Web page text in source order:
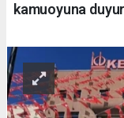
kamuoyuna